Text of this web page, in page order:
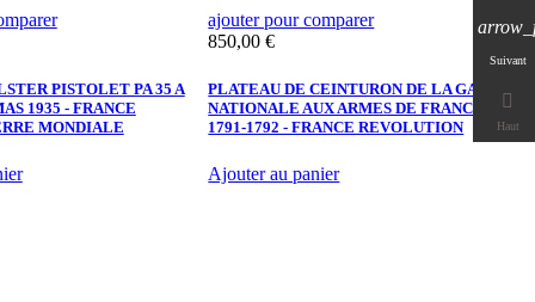
PISTOLET PA 35 A
1935 - FRANCE
MONDIALE
ajouter pour comparer
Prix
850,00 €
PLATEAU DE CEINTURON DE LA GARDE
NATIONALE AUX ARMES DE FRANCE
1791-1792 - FRANCE REVOLUTION
Ajouter au panier
Suivant

Haut